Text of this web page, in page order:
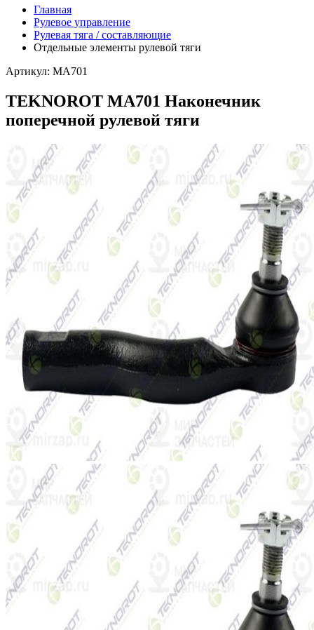
Главная
Рулевое управление
Рулевая тяга / составляющие
Отдельные элементы рулевой тяги
Артикул: MA701
TEKNOROT MA701 Наконечник
поперечной рулевой тяги